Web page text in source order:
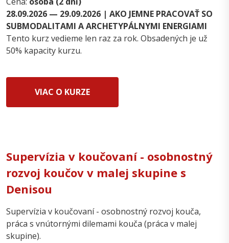
28.09.2026 — 29.09.2026 | AKO JEMNE PRACOVAŤ SO
SUBMODALITAMI A ARCHETYPÁLNYMI ENERGIAMI
Tento kurz vedieme len raz za rok. Obsadených je už
50% kapacity kurzu.
VIAC O KURZE
Supervízia v koučovaní - osobnostný
rozvoj koučov v malej skupine s
Denisou
Supervízia v koučovaní - osobnostný rozvoj kouča,
práca s vnútornými dilemami kouča (práca v malej
skupine).